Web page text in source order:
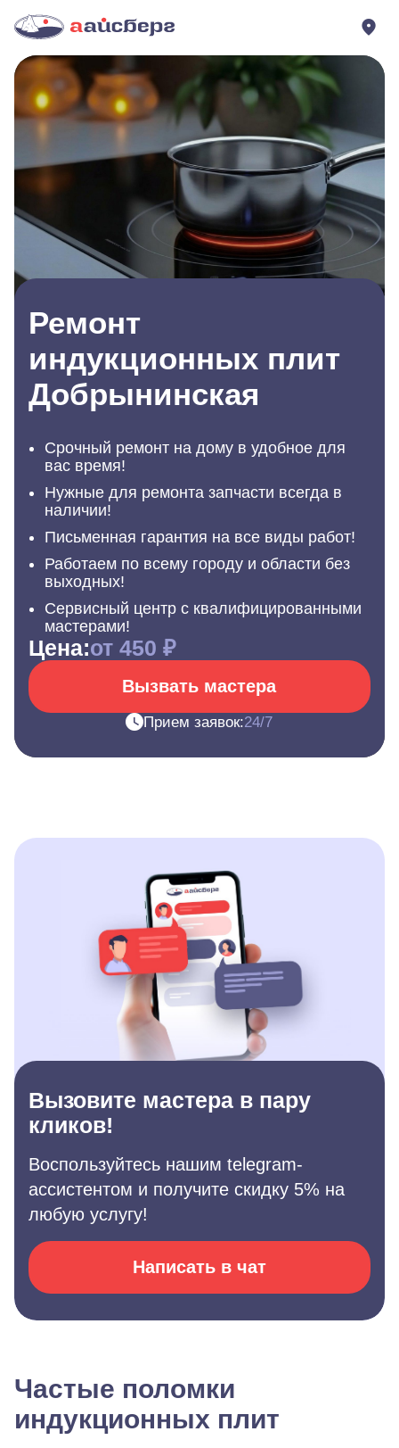
Ремонт
индукционных плит
Добрынинская
Срочный ремонт на дому в удобное для
вас время!
Нужные для ремонта запчасти всегда в
наличии!
Письменная гарантия на все виды работ!
Работаем по всему городу и области без
выходных!
Сервисный центр с квалифицированными
мастерами!
Цена:от 450 ₽
Вызвать мастера
Прием заявок:24/7
Вызовите мастера в пару
кликов!
Воспользуйтесь нашим telegram-
ассистентом и получите скидку 5% на
любую услугу!
Написать в чат
Частые поломки
индукционных плит